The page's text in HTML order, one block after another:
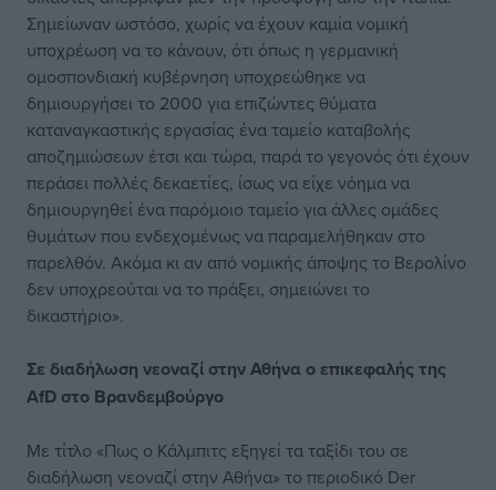
Σημείωναν ωστόσο, χωρίς να έχουν καμία νομική
υποχρέωση να το κάνουν, ότι όπως η γερμανική
ομοσπονδιακή κυβέρνηση υποχρεώθηκε να
δημιουργήσει το 2000 για επιζώντες θύματα
καταναγκαστικής εργασίας ένα ταμείο καταβολής
αποζημιώσεων έτσι και τώρα, παρά το γεγονός ότι έχουν
περάσει πολλές δεκαετίες, ίσως να είχε νόημα να
δημιουργηθεί ένα παρόμοιο ταμείο για άλλες ομάδες
θυμάτων που ενδεχομένως να παραμελήθηκαν στο
παρελθόν. Ακόμα κι αν από νομικής άποψης το Βερολίνο
δεν υποχρεούται να το πράξει, σημειώνει το
δικαστήριο».
Σε διαδήλωση νεοναζί στην Αθήνα ο επικεφαλής της
AfD στο Βρανδεμβούργο
Με τίτλο «Πως ο Κάλμπιτς εξηγεί τα ταξίδι του σε
διαδήλωση νεοναζί στην Αθήνα» το περιοδικό Der